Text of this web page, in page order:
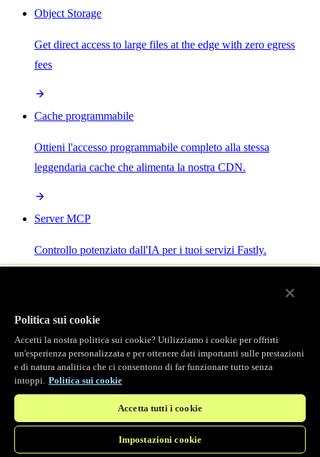
Object Storage
Get direct access to large files at the edge with zero egress
fees
Cache programmabile
Ottieni l'accesso programmabile completo alla stessa
leggendaria cache che alimenta la nostra CDN.
Server MCP
Controllo potenziato dall'IA per i tuoi servizi Fastly.
Main menu
/ Prodotti
Osservabilità
Logging in tempo reale
Politica sui cookie
Accetti la nostra politica sui cookie? Utilizziamo i cookie per offrirti
un'esperienza personalizzata e per ottenere dati importanti sulle prestazioni
e di natura analitica che ci consentono di far funzionare tutto senza
intoppi. Politica sui cookie
Accetta tutti i cookie
Impostazioni cookie